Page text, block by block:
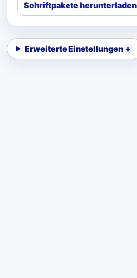
Schriftpakete herunterladen
Erweiterte Einstellungen